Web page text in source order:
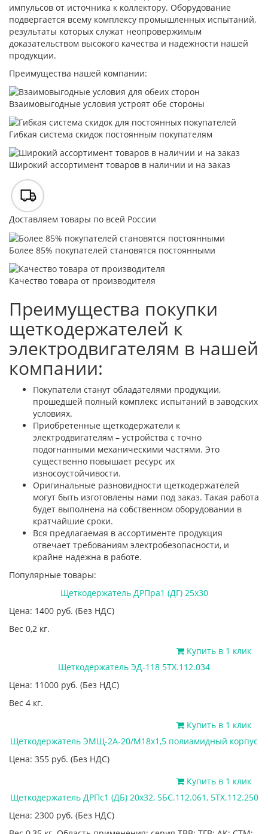
импульсов от источника к коллектору. Оборудование
подвергается всему комплексу промышленных испытаний,
результаты которых служат неопровержимым
доказательством высокого качества и надежности нашей
продукции.
Преимущества нашей компании:
Взаимовыгодные условия устроят обе стороны
Гибкая система скидок постоянным покупателям
Широкий ассортимент товаров в наличии и на заказ
Доставляем товары по всей России
Более 85% покупателей становятся постоянными
Качество товара от производителя
Преимущества покупки
щеткодержателей к
электродвигателям в нашей
компании:
Покупатели станут обладателями продукции,
прошедшей полный комплекс испытаний в заводских
условиях.
Приобретенные щеткодержатели к
электродвигателям – устройства с точно
подогнанными механическими частями. Это
существенно повышает ресурс их
износоустойчивости.
Оригинальные разновидности щеткодержателей
могут быть изготовлены нами под заказ. Такая работа
будет выполнена на собственном оборудовании в
кратчайшие сроки.
Вся предлагаемая в ассортименте продукция
отвечает требованиям электробезопасности, и
крайне надежна в работе.
Популярные товары:
Щеткодержатель ДРПра1 (ДГ) 25х30
Цена: 1400 руб. (Без НДС)
Вес 0,2 кг.
Купить в 1 клик
Щеткодержатель ЭД-118 5ТХ.112.034
Цена: 11000 руб. (Без НДС)
Вес 4 кг.
Купить в 1 клик
Щеткодержатель ЭМЩ-2А-20/М18х1,5 полиамидный корпус
Цена: 355 руб. (Без НДС)
Купить в 1 клик
Щеткодержатель ДРПс1 (ДБ) 20х32, 5БС.112.061, 5ТХ.112.250
Цена: 2300 руб. (Без НДС)